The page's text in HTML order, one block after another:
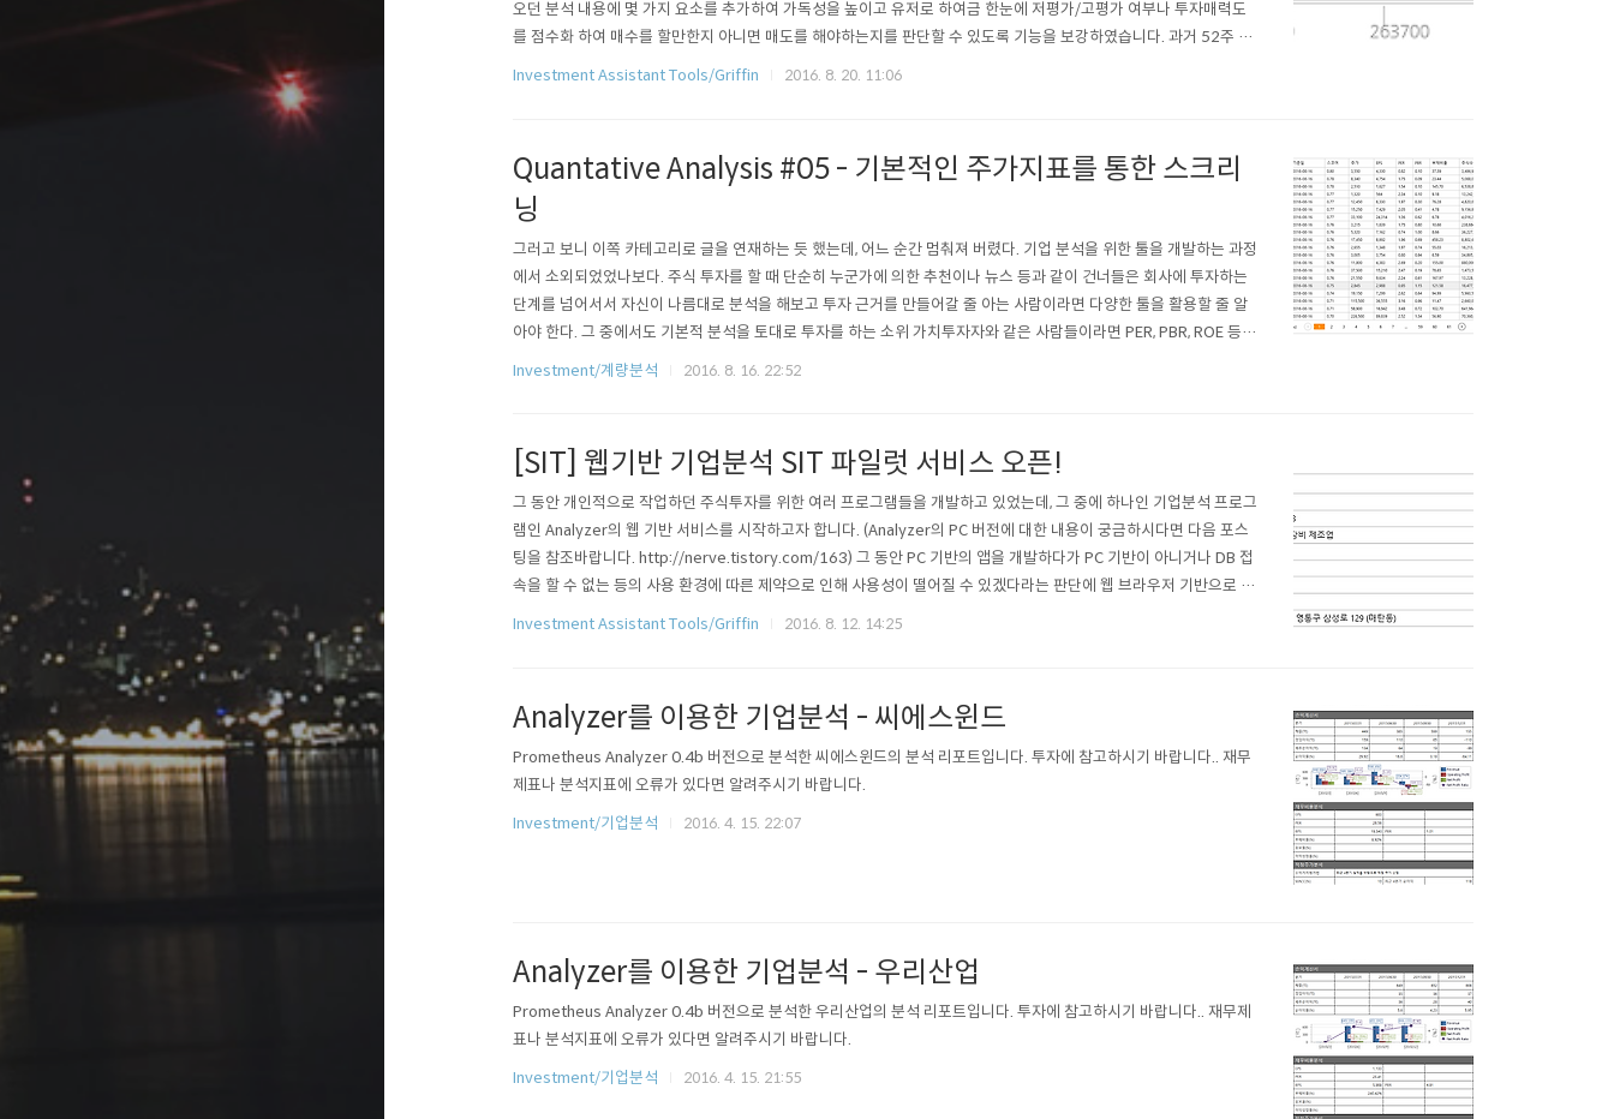
오던 분석 내용에 몇 가지 요소를 추가하여 가독성을 높이고 유저로 하여금 한눈에 저평가/고평가 여부나 투자매력도
를 점수화 하여 매수를 할만한지 아니면 매도를 해야하는지를 판단할 수 있도록 기능을 보강하였습니다. 과거 52주 동
안 고가/저가를 파악하여 현재가가 어느 위치에 있는지 알려줌으로써 그간 움직임에 비해 낮은 가격인지 높은 가격인
Investment Assistant Tools/Griffin 2016. 8. 20. 11:06
Quantative Analysis #05 - 기본적인 주가지표를 통한 스크리
닝
그러고 보니 이쪽 카테고리로 글을 연재하는 듯 했는데, 어느 순간 멈춰져 버렸다. 기업 분석을 위한 툴을 개발하는 과정
에서 소외되었었나보다. 주식 투자를 할 때 단순히 누군가에 의한 추천이나 뉴스 등과 같이 건너들은 회사에 투자하는
단계를 넘어서서 자신이 나름대로 분석을 해보고 투자 근거를 만들어갈 줄 아는 사람이라면 다양한 툴을 활용할 줄 알
아야 한다. 그 중에서도 기본적 분석을 토대로 투자를 하는 소위 가치투자자와 같은 사람들이라면 PER, PBR, ROE 등과
같은 주가 지표를 통한 분석을 종종하곤 한다. 허나 상장되어 있는 약 2천개의 기업들 중에서 어떤 회사가 저평가 되어
Investment/계량분석 2016. 8. 16. 22:52
[SIT] 웹기반 기업분석 SIT 파일럿 서비스 오픈!
그 동안 개인적으로 작업하던 주식투자를 위한 여러 프로그램들을 개발하고 있었는데, 그 중에 하나인 기업분석 프로그
램인 Analyzer의 웹 기반 서비스를 시작하고자 합니다. (Analyzer의 PC 버전에 대한 내용이 궁금하시다면 다음 포스
팅을 참조바랍니다. http://nerve.tistory.com/163) 그 동안 PC 기반의 앱을 개발하다가 PC 기반이 아니거나 DB 접
속을 할 수 없는 등의 사용 환경에 따른 제약으로 인해 사용성이 떨어질 수 있겠다라는 판단에 웹 브라우저 기반으로 동
작하는 Analyzer 서비스를 기획하고 진행하였습니다. 이제 기본적인 기능은 구현이 되었다 싶어, 가능성을 테스트하
Investment Assistant Tools/Griffin 2016. 8. 12. 14:25
Analyzer를 이용한 기업분석 - 씨에스윈드
Prometheus Analyzer 0.4b 버전으로 분석한 씨에스윈드의 분석 리포트입니다. 투자에 참고하시기 바랍니다.. 재무
제표나 분석지표에 오류가 있다면 알려주시기 바랍니다.
Investment/기업분석
2016. 4. 15. 22:07
Analyzer를 이용한 기업분석 - 우리산업
Prometheus Analyzer 0.4b 버전으로 분석한 우리산업의 분석 리포트입니다. 투자에 참고하시기 바랍니다.. 재무제
표나 분석지표에 오류가 있다면 알려주시기 바랍니다.
Investment/기업분석
2016. 4. 15. 21:55